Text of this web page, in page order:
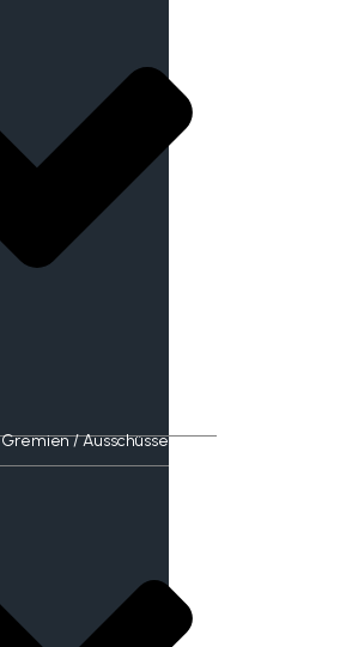
Gremien / Ausschüsse